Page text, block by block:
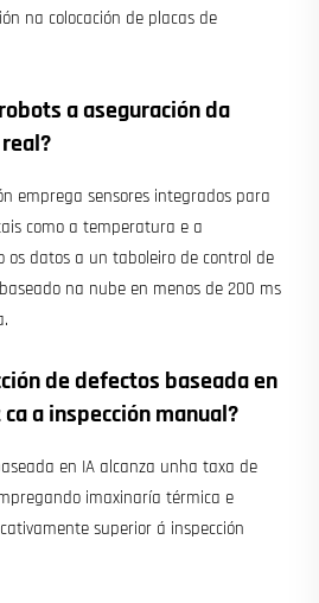
na colocación de placas de
a aseguración da
emprega sensores integrados para
como a temperatura e a
os datos a un taboleiro de control de
na nube en menos de 200 ms
de defectos baseada en
a inspección manual?
en IA alcanza unha taxa de
imaxinaría térmica e
superior á inspección